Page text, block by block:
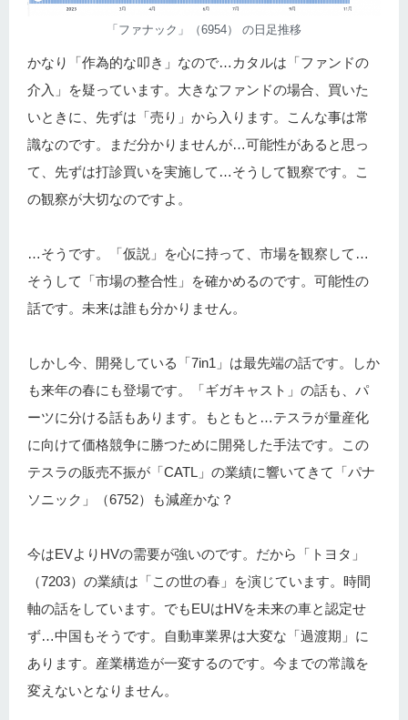
「ファナック」（6954） の日足推移
かなり「作為的な叩き」なので…カタルは「ファンドの
介入」を疑っています。大きなファンドの場合、買いた
いときに、先ずは「売り」から入ります。こんな事は常
識なのです。まだ分かりませんが…可能性があると思っ
て、先ずは打診買いを実施して…そうして観察です。こ
の観察が大切なのですよ。
…そうです。「仮説」を心に持って、市場を観察して…
そうして「市場の整合性」を確かめるのです。可能性の
話です。未来は誰も分かりません。
しかし今、開発している「7in1」は最先端の話です。しか
も来年の春にも登場です。「ギガキャスト」の話も、パ
ーツに分ける話もあります。もともと…テスラが量産化
に向けて価格競争に勝つために開発した手法です。この
テスラの販売不振が「CATL」の業績に響いてきて「パナ
ソニック」（6752）も減産かな？
今はEVよりHVの需要が強いのです。だから「トヨタ」
（7203）の業績は「この世の春」を演じています。時間
軸の話をしています。でもEUはHVを未来の車と認定せ
ず…中国もそうです。自動車業界は大変な「過渡期」に
あります。産業構造が一変するのです。今までの常識を
変えないとなりません。